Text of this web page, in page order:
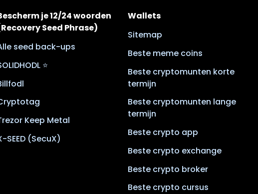
je 12/24 woorden
Seed Phrase)
seed back-ups
⭐
Keep Metal
SEED (SecuX)
Wallets
Sitemap
Beste meme coins
Beste cryptomunten korte
termijn
Beste cryptomunten lange
termijn
Beste crypto app
Beste crypto exchange
Beste crypto broker
Beste crypto cursus